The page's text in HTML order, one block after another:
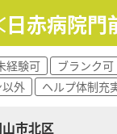
員の成長を支援
選抜型研修を通
診断用放射性医
を重視する「健康
≪日赤病院
経験可 ブランク可
外 ヘルプ体制充
市北区